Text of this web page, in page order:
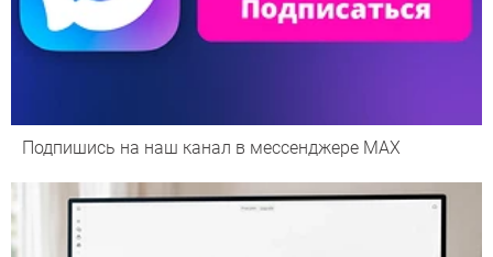
Подпишись на наш канал в мессенджере МАХ